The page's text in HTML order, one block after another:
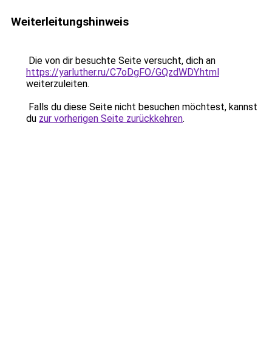
Weiterleitungshinweis
Die von dir besuchte Seite versucht, dich an
https://yarluther.ru/C7oDgFO/GQzdWDY.html
weiterzuleiten.
Falls du diese Seite nicht besuchen möchtest, kannst
du zur vorherigen Seite zurückkehren.